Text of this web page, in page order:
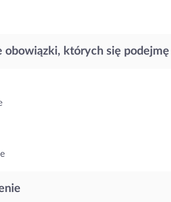
obowiązki, których się podejmę